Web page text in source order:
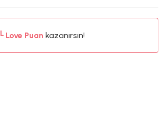
Love Puankazanırsın!